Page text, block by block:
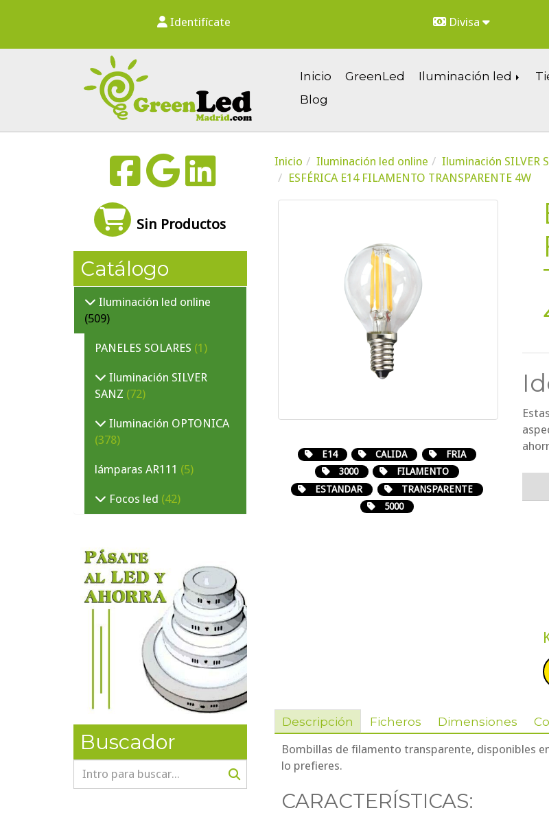
Identifícate Divisa
Inicio GreenLed Iluminación led
Blog
Inicio Iluminación led online Iluminación SILVER
ESFÉRICA E14 FILAMENTO TRANSPARENTE 4W
E14 CALIDA
FRIA
3000
FILAMENTO
ESTANDAR
TRANSPARENTE
5000
Descripción Ficheros Dimensiones
Bombillas de filamento transparente, disponibles
lo prefieres.
CARACTERÍSTICAS:
Sin Productos
Catálogo
Iluminación led online
(509)
PANELES SOLARES (1)
Iluminación SILVER
SANZ (72)
Iluminación OPTONICA
(378)
lámparas AR111 (5)
Focos led (42)
Buscador